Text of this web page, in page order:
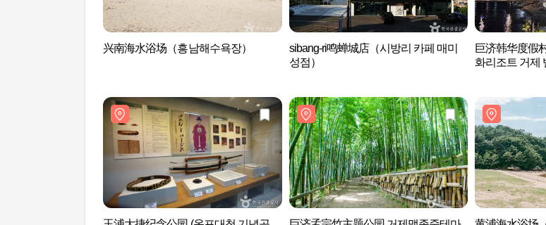
兴南海水浴场（흥남해수욕장）
sibang-ri鸣蝉城店（시방리 카페 매미
성점）
巨济韩华度假
화리조트 거제